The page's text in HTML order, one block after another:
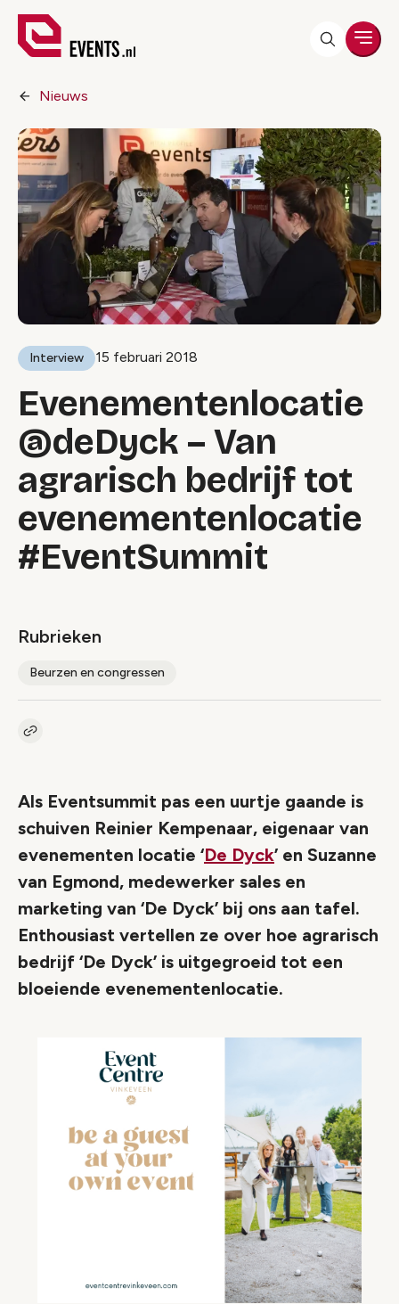
Nieuws
Interview 15 februari 2018
Evenementenlocatie
@deDyck – Van
agrarisch bedrijf tot
evenementenlocatie
#EventSummit
Rubrieken
Beurzen en congressen
Kopieer link naar artikel
Als Eventsummit pas een uurtje gaande is
schuiven Reinier Kempenaar, eigenaar van
evenementen locatie ‘De Dyck’ en Suzanne
van Egmond, medewerker sales en
marketing van ‘De Dyck’ bij ons aan tafel.
Enthousiast vertellen ze over hoe agrarisch
bedrijf ‘De Dyck’ is uitgegroeid tot een
bloeiende evenementenlocatie.